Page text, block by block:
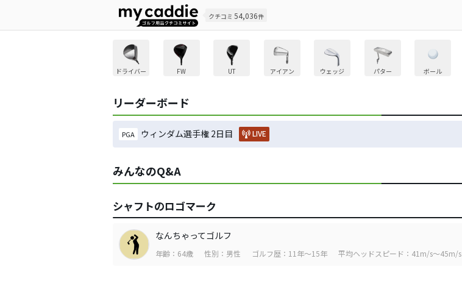
クチコミ 54,036件
ドライバー FW UT アイアン ウェッジ パター ボール
リーダーボード
PGA ウィンダム選手権 2日目 LIVE
みんなのQ&A
シャフトのロゴマーク
なんちゃってゴルフ
年齢：64歳 性別：男性 ゴルフ歴：11年～15年 平均ヘッドスピード：41m/s～45m/s